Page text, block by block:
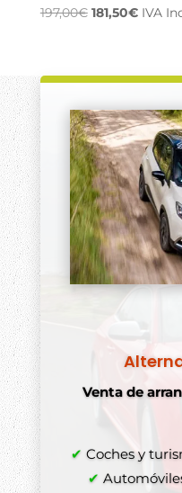
197,00€ El
era:
181,50€El
es:
IVA
Venta de
✔ Coches y
✔